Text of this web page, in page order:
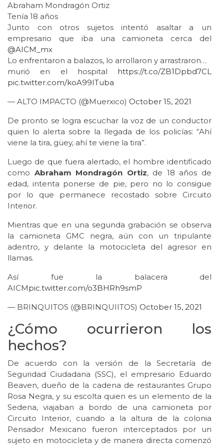
Abraham Mondragón Ortiz
Tenía 18 años
Junto con otros sujetos intentó asaltar a un
empresario que iba una camioneta cerca del
@AICM_mx
Lo enfrentaron a balazos, lo arrollaron y arrastraron…
murió en el hospital https://t.co/ZB1Dpbd7CL
pic.twitter.com/koA99ITuba
— ALTO IMPACTO (@Muerxico) October 15, 2021
De pronto se logra escuchar la voz de un conductor
quien lo alerta sobre la llegada de los policías: “Ahí
viene la tira, güey, ahí te viene la tira”.
Luego de que fuera alertado, el hombre identificado
como Abraham Mondragón Ortiz, de 18 años de
edad, intenta ponerse de pie, pero no lo consigue
por lo que permanece recostado sobre Circuito
Interior.
Mientras que en una segunda grabación se observa
la camioneta GMC negra, aún con un tripulante
adentro, y delante la motocicleta del agresor en
llamas.
Así fue la balacera del
AICMpic.twitter.com/o3BHRh9smP
— BRINQUITOS (@BRINQUIITOS) October 15, 2021
¿Cómo ocurrieron los
hechos?
De acuerdo con la versión de la Secretaría de
Seguridad Ciudadana (SSC), el empresario Eduardo
Beaven, dueño de la cadena de restaurantes Grupo
Rosa Negra, y su escolta quien es un elemento de la
Sedena, viajaban a bordo de una camioneta por
Circuito Interior, cuando a la altura de la colonia
Pensador Mexicano fueron interceptados por un
sujeto en motocicleta y de manera directa comenzó